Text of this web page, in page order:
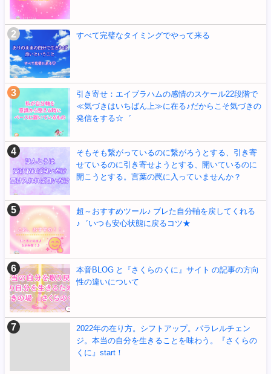
すべて完璧なタイミングでやって来る
引き寄せ：エイブラハムの感情のスケール22段階で
≪気づきはいちばん上≫に在る♪だからこそ気づきの
発信をする☆゛
そもそも繋がっているのに繋がろうとする、引き寄
せているのに引き寄せようとする、開いているのに
開こうとする。言葉の罠に入っていませんか？
超～おすすめツール♪ ブレた自分軸を戻してくれる
♪゛いつも安心状態に戻るコツ★
本音BLOG と『さくらのくに』サイト の記事の方向
性の違いについて
2022年の在り方。シフトアップ。パラレルチェン
ジ。本当の自分を生きることを味わう。『さくらの
くに』start！